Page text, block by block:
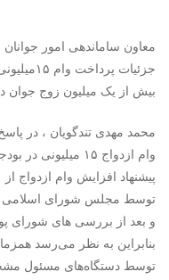
معاون ساماندهی امور
جزئیات
بیش از یک میلیون زوج جوان در سال ۹۶
محمد مهدی تندگویان ، در پاسخ
توسط مجلس شورای اسلامی
و بعد از بررسی های شورای
بنابراین به نظر می‌رسد
توسط دستگاه‌های مسئول